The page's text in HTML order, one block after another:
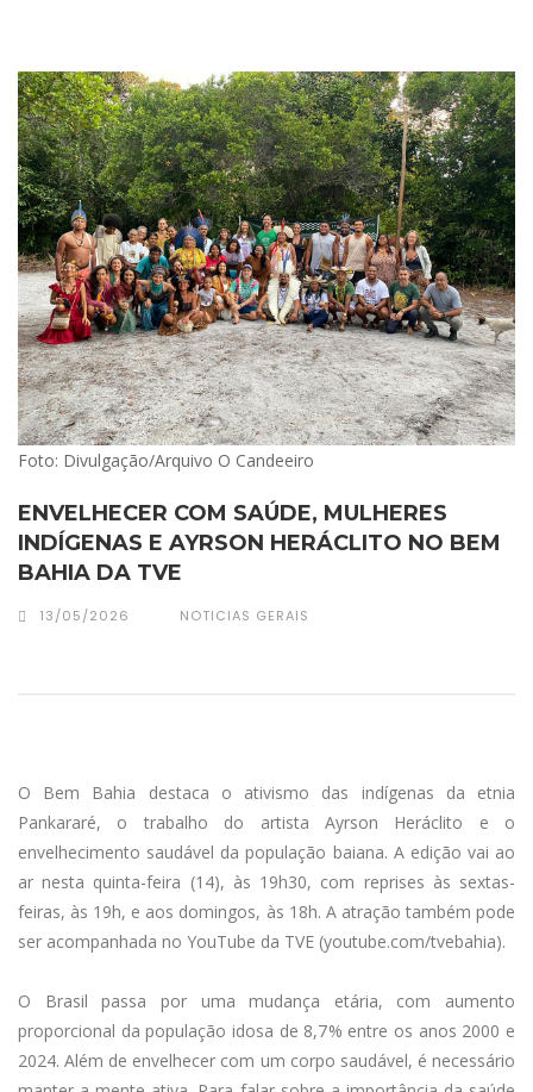
Foto: Divulgação/Arquivo O Candeeiro
ENVELHECER COM SAÚDE, MULHERES
INDÍGENAS E AYRSON HERÁCLITO NO BEM
BAHIA DA TVE
13/05/2026 NOTICIAS GERAIS
O Bem Bahia destaca o ativismo das indígenas da etnia
Pankararé, o trabalho do artista Ayrson Heráclito e o
envelhecimento saudável da população baiana. A edição vai ao
ar nesta quinta-feira (14), às 19h30, com reprises às sextas-
feiras, às 19h, e aos domingos, às 18h. A atração também pode
ser acompanhada no YouTube da TVE (youtube.com/tvebahia).
O Brasil passa por uma mudança etária, com aumento
proporcional da população idosa de 8,7% entre os anos 2000 e
2024. Além de envelhecer com um corpo saudável, é necessário